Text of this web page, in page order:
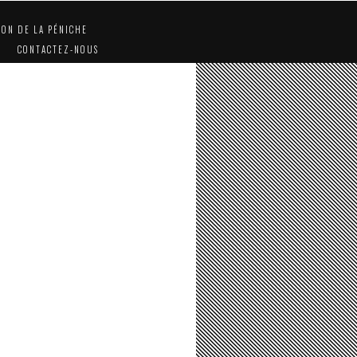
DE LA PÉNICHE
CONTACTEZ-NOUS